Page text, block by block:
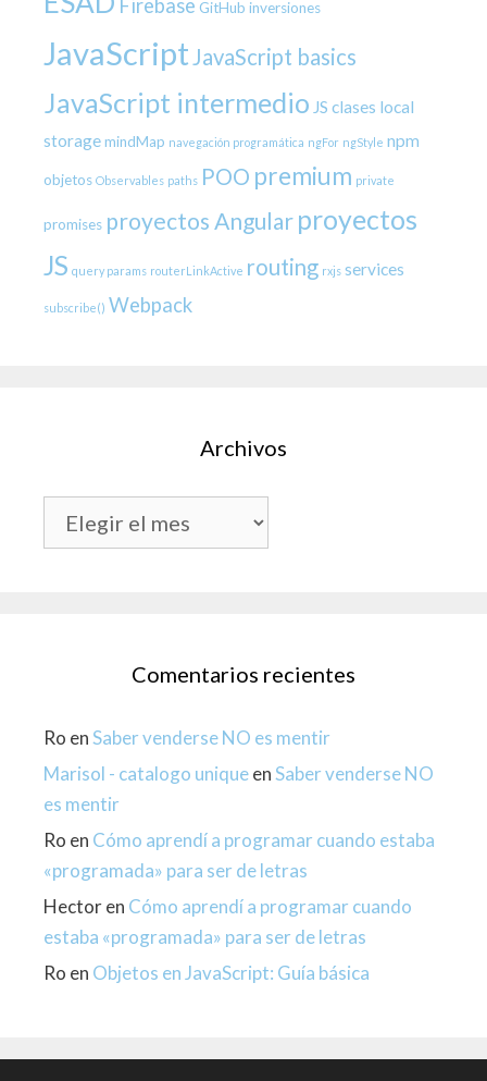
Firebase GitHub inversiones
JavaScriptJavaScript basics
JavaScript intermedio JS clases local
storagemindMap navegación programática ngFor ngStyle npm
objetos Observables paths POO premium private
promises proyectos Angular proyectos
JS query params routerLinkActive routing rxjs services
subscribe() Webpack
Archivos
Archivos
Comentarios recientes
Ro enSaber venderse NO es mentir
Marisol - catalogo uniqueenSaber venderse NO
es mentir
Ro en Cómo aprendí a programar cuando estaba
«programada» para ser de letras
Hectoren Cómo aprendí a programar cuando
estaba «programada» para ser de letras
Ro en Objetos en JavaScript: Guía básica